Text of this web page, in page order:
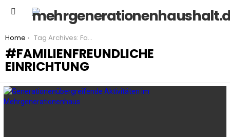
You are here:
Home Tag Archives: Familienfreundliche Einrichtung
FAMILIENFREUNDLICHE
EINRICHTUNG
LATEST